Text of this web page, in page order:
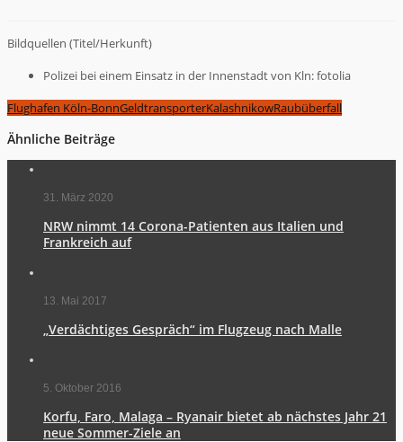
Bildquellen (Titel/Herkunft)
Polizei bei einem Einsatz in der Innenstadt von Kln: fotolia
Flughafen Köln-BonnGeldtransporterKalashnikowRaubüberfall
Ähnliche Beiträge
31. März 2020
NRW nimmt 14 Corona-Patienten aus Italien und
Frankreich auf
13. Mai 2017
„Verdächtiges Gespräch“ im Flugzeug nach Malle
5. Oktober 2016
Korfu, Faro, Malaga – Ryanair bietet ab nächstes Jahr 21
neue Sommer-Ziele an